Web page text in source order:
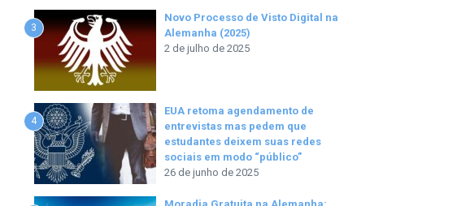
3
Novo Processo de Visto Digital na
Alemanha (2025)
2 de julho de 2025
4
EUA retoma agendamento de
entrevistas mas pedem que
estudantes deixem suas redes
sociais em modo “público”
26 de junho de 2025